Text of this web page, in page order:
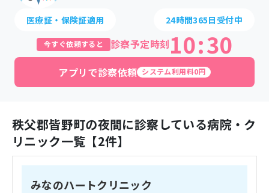
医療証・保険証適用 24時間365日受付中
今すぐ依頼すると 診察予定時刻10:30
アプリで診察依頼 システム利用料0円
秩父郡皆野町の夜間に診察している病院・ク
リニック一覧【2件】
みなのハートクリニック